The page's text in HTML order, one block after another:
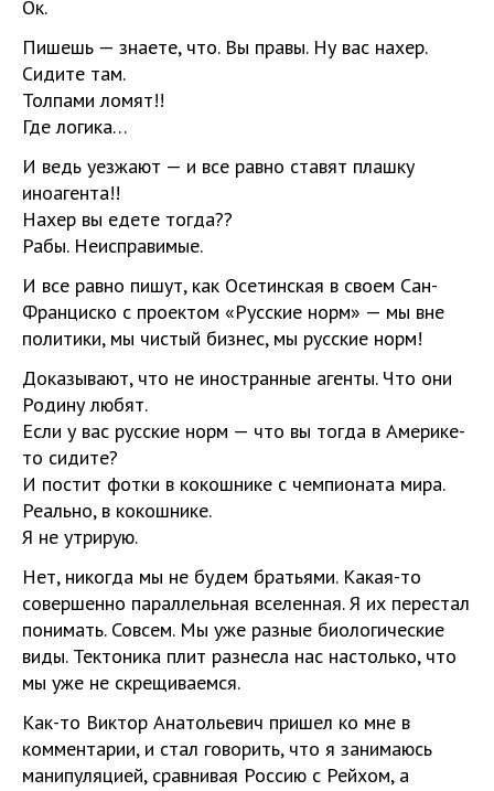
Ок.
Пишешь — знаете, что. Вы правы. Ну вас нахер.
Сидите там.
Толпами ломят!!
Где логика…
И ведь уезжают — и все равно ставят плашку
иноагента!!
Нахер вы едете тогда??
Рабы. Неисправимые.
И все равно пишут, как Осетинская в своем Сан-
Франциско с проектом «Русские норм» — мы вне
политики, мы чистый бизнес, мы русские норм!
Доказывают, что не иностранные агенты. Что они
Родину любят.
Если у вас русские норм — что вы тогда в Америке-
то сидите?
И постит фотки в кокошнике с чемпионата мира.
Реально, в кокошнике.
Я не утрирую.
Нет, никогда мы не будем братьями. Какая-то
совершенно параллельная вселенная. Я их перестал
понимать. Совсем. Мы уже разные биологические
виды. Тектоника плит разнесла нас настолько, что
мы уже не скрещиваемся.
Как-то Виктор Анатольевич пришел ко мне в
комментарии, и стал говорить, что я занимаюсь
манипуляцией, сравнивая Россию с Рейхом, а